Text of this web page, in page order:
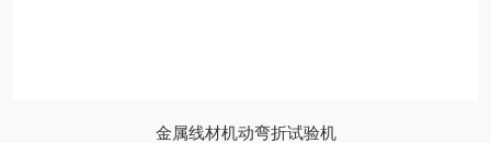
金属线材机动弯折试验机